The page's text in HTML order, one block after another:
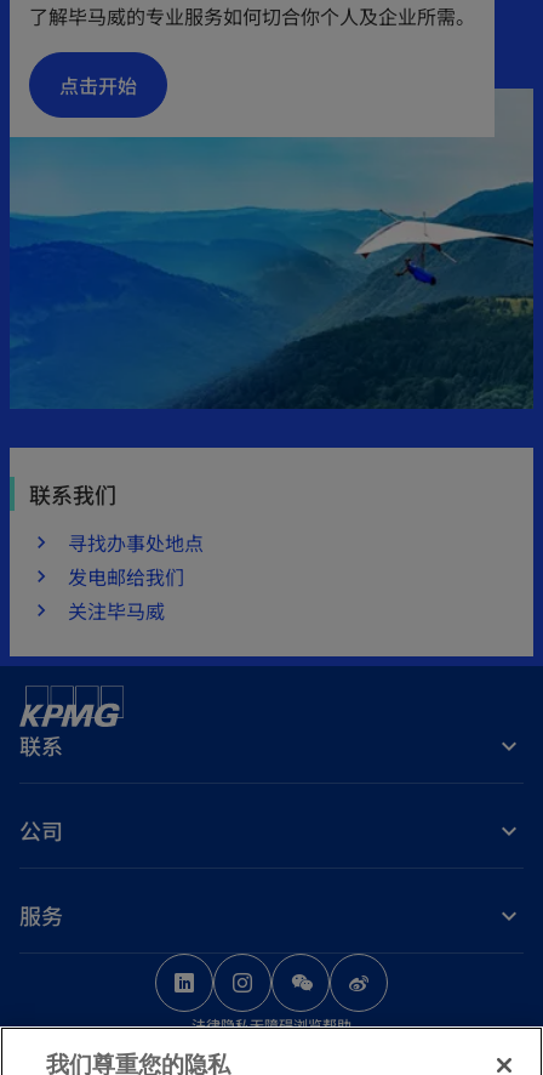
a
i
n
n
t
了解毕马威的专业服务如何切合你个人及企业所需。
点击开始
联系我们
寻找办事处地点
发电邮给我们
关注毕马威
联系
公司
服务
o
p
e
o
p
e
o
e
法律隐私无障碍浏览帮助
我们尊重您的隐私